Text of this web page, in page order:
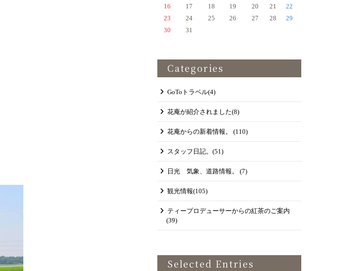
16
17 18 19 20 21
22
23
24 25 26 27 28
29
30
31
Categories
GoToトラベル(4)
花庵が紹介されました(8)
花庵からの新着情報。 (110)
スタッフ日記。 (51)
日光 気象、道路情報。 (7)
観光情報(105)
ティープロデューサーからの紅茶のご案内
(39)
Selected Entries